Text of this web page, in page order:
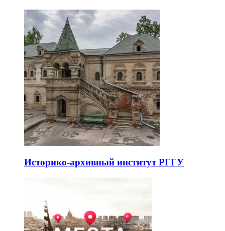
Историко-архивный институт РГГУ